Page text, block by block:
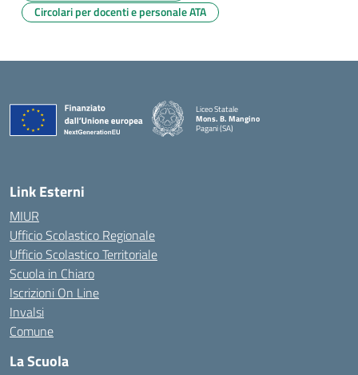
Circolari per docenti e personale ATA
Liceo Statale
Mons. B. Mangino
Pagani (SA)
— Visita la pagina iniziale della scuola
Link Esterni
MIUR
Ufficio Scolastico Regionale
Ufficio Scolastico Territoriale
Scuola in Chiaro
Iscrizioni On Line
Invalsi
Comune
La Scuola